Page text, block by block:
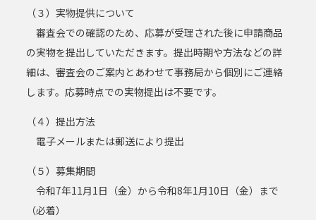
（３）実物提供について
審査会での確認のため、応募が受理された後に申請商品
の実物を提出していただきます。提出時期や方法などの詳
細は、審査会のご案内とあわせて事務局から個別にご連絡
します。応募時点での実物提出は不要です。
（４）提出方法
電子メールまたは郵送により提出
（５）募集期間
令和7年11月1日（金）から令和8年1月10日（金）まで
（必着）